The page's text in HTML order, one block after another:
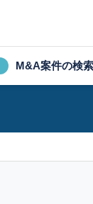
M&A案件の検索